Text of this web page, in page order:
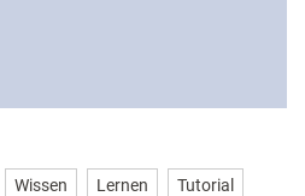
Wissen Lernen Tutorial